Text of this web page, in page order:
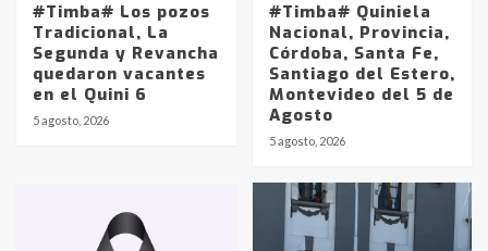
#Timba# Los pozos
Tradicional, La
Segunda y Revancha
quedaron vacantes
en el Quini 6
5 agosto, 2026
#Timba# Quiniela
Nacional, Provincia,
Córdoba, Santa Fe,
Santiago del Estero,
Montevideo del 5 de
Agosto
5 agosto, 2026
Identidad de los adolescentes
pampeanos que fueron
en la mañana del lunes